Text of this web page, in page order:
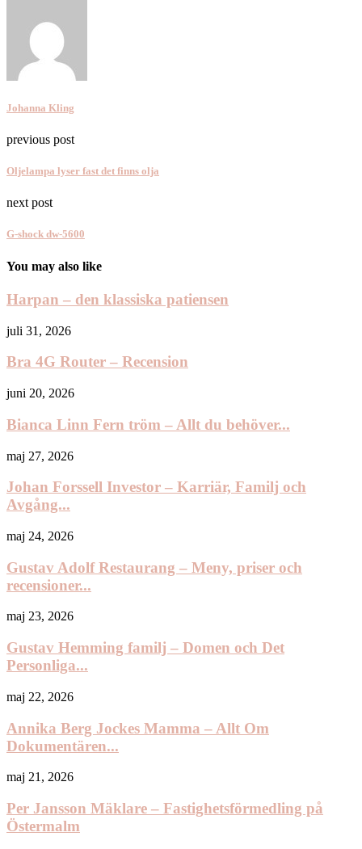
Johanna Kling
previous post
Oljelampa lyser fast det finns olja
next post
G-shock dw-5600
You may also like
Harpan – den klassiska patiensen
juli 31, 2026
Bra 4G Router – Recension
juni 20, 2026
Bianca Linn Fern tröm – Allt du behöver...
maj 27, 2026
Johan Forssell Investor – Karriär, Familj och
Avgång...
maj 24, 2026
Gustav Adolf Restaurang – Meny, priser och
recensioner...
maj 23, 2026
Gustav Hemming familj – Domen och Det
Personliga...
maj 22, 2026
Annika Berg Jockes Mamma – Allt Om
Dokumentären...
maj 21, 2026
Per Jansson Mäklare – Fastighetsförmedling på
Östermalm